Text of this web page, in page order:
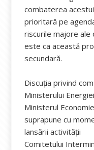
combaterea
prioritară pe
riscurile majore ale
este ca această
secundară.
Discuția privind
Ministerului
Ministerul
suprapune cu
lansării activității
Comitetului